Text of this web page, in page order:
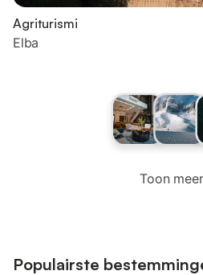
Agriturismi
Elba
Toon meer
Populairste